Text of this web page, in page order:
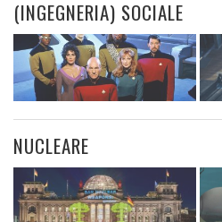
(INGEGNERIA) SOCIALE
NUCLEARE